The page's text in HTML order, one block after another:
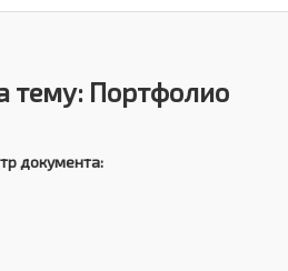
тему: Портфолио
документа: